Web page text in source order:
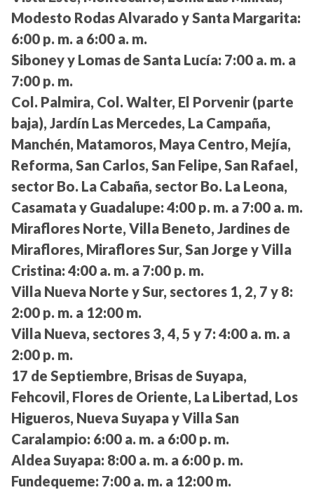
Modesto Rodas Alvarado y Santa Margarita:
6:00 p. m. a 6:00 a. m.
Siboney y Lomas de Santa Lucía: 7:00 a. m. a
7:00 p. m.
Col. Palmira, Col. Walter, El Porvenir (parte
baja), Jardín Las Mercedes, La Campaña,
Manchén, Matamoros, Maya Centro, Mejía,
Reforma, San Carlos, San Felipe, San Rafael,
sector Bo. La Cabaña, sector Bo. La Leona,
Casamata y Guadalupe: 4:00 p. m. a 7:00 a. m.
Miraflores Norte, Villa Beneto, Jardines de
Miraflores, Miraflores Sur, San Jorge y Villa
Cristina: 4:00 a. m. a 7:00 p. m.
Villa Nueva Norte y Sur, sectores 1, 2, 7 y 8:
2:00 p. m. a 12:00 m.
Villa Nueva, sectores 3, 4, 5 y 7: 4:00 a. m. a
2:00 p. m.
17 de Septiembre, Brisas de Suyapa,
Fehcovil, Flores de Oriente, La Libertad, Los
Higueros, Nueva Suyapa y Villa San
Caralampio: 6:00 a. m. a 6:00 p. m.
Aldea Suyapa: 8:00 a. m. a 6:00 p. m.
Fundequeme: 7:00 a. m. a 12:00 m.